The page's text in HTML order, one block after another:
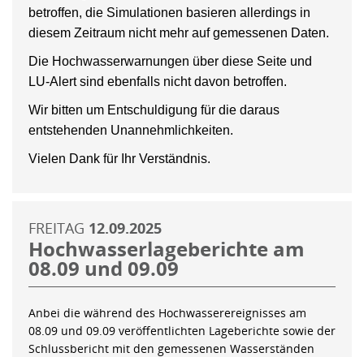
betroffen, die Simulationen basieren allerdings in
diesem Zeitraum nicht mehr auf gemessenen Daten.
Die Hochwasserwarnungen über diese Seite und
LU-Alert sind ebenfalls nicht davon betroffen.
Wir bitten um Entschuldigung für die daraus
entstehenden Unannehmlichkeiten.
Vielen Dank für Ihr Verständnis.
FREITAG 12.09.2025
Hochwasserlageberichte am
08.09 und 09.09
Anbei die während des Hochwasserereignisses am
08.09 und 09.09 veröffentlichten Lageberichte sowie der
Schlussbericht mit den gemessenen Wasserständen